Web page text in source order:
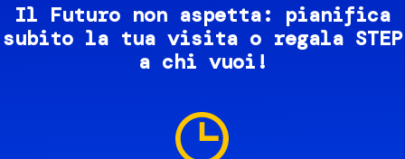
Il Futuro non aspetta: pianifica
subito la tua visita o regala STEP
a chi vuoi!